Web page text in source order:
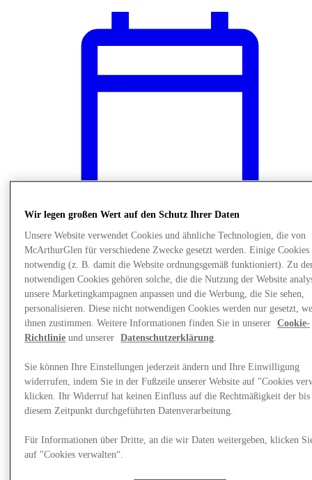
News
Kinderbetreuung
Wir legen großen Wert auf den Schutz Ihrer Daten
Unsere Website verwendet Cookies und ähnliche Technologien, die von
McArthurGlen für verschiedene Zwecke gesetzt werden. Einige Cookies
notwendig (z. B. damit die Website ordnungsgemäß funktioniert). Zu
notwendigen Cookies gehören solche, die die Nutzung der Website
unsere Marketingkampagnen anpassen und die Werbung, die Sie sehen,
personalisieren. Diese nicht notwendigen Cookies werden nur gesetzt,
ihnen zustimmen. Weitere Informationen finden Sie in unserer
Cookie-
Richtlinie und unserer Datenschutzerklärung.
Sie können Ihre Einstellungen jederzeit ändern und Ihre Einwilligung
widerrufen, indem Sie in der Fußzeile unserer Website auf "Cookies
klicken. Ihr Widerruf hat keinen Einfluss auf die Rechtmäßigkeit der bis
diesem Zeitpunkt durchgeführten Datenverarbeitung.
Für Informationen über Dritte, an die wir Daten weitergeben, klicken
auf "Cookies verwalten“.